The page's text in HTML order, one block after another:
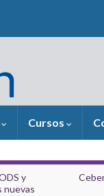
Cursos
y
nuevas